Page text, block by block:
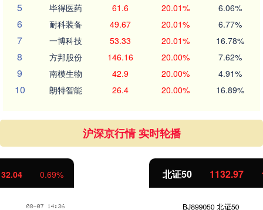
5 毕得医药 61.6 20.01% 6.06%
6 耐科装备 49.67 20.01% 6.77%
7 一博科技 53.33 20.01% 16.78%
8 方邦股份 146.16 20.00% 7.62%
9 南模生物 42.9 20.00% 4.91%
10 朗特智能 26.4 20.00% 16.89%
沪深京行情 实时轮播
北证50 10.09 0.90%